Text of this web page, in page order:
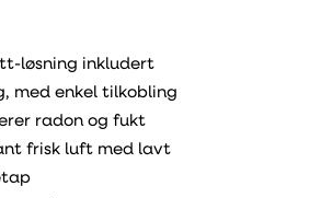
løsning inkludert
med enkel tilkobling
radon og fukt
frisk luft med lavt